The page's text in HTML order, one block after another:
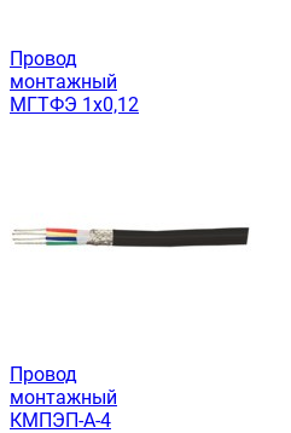
Провод
монтажный
МГТФЭ 1х0,12
Провод
монтажный
КМПЭП-А-4